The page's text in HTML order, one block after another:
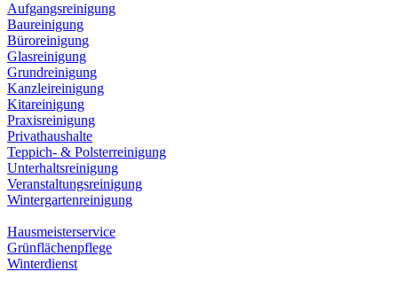
Aufgangsreinigung
Baureinigung
Büroreinigung
Glasreinigung
Grundreinigung
Kanzleireinigung
Kitareinigung
Praxisreinigung
Privathaushalte
Teppich- & Polsterreinigung
Unterhaltsreinigung
Veranstaltungsreinigung
Wintergartenreinigung
Hausmeisterservice
Grünflächenpflege
Winterdienst